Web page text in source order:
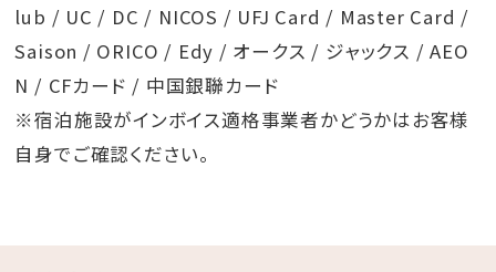
lub / UC / DC / NICOS / UFJ Card / Master Card /
Saison / ORICO / Edy / オークス / ジャックス / AEO
N / CFカード / 中国銀聯カード
※宿泊施設がインボイス適格事業者かどうかはお客様
自身でご確認ください。